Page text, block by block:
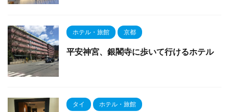
ホテル・旅館 京都
平安神宮、銀閣寺に歩いて行けるホテル
タイ ホテル・旅館